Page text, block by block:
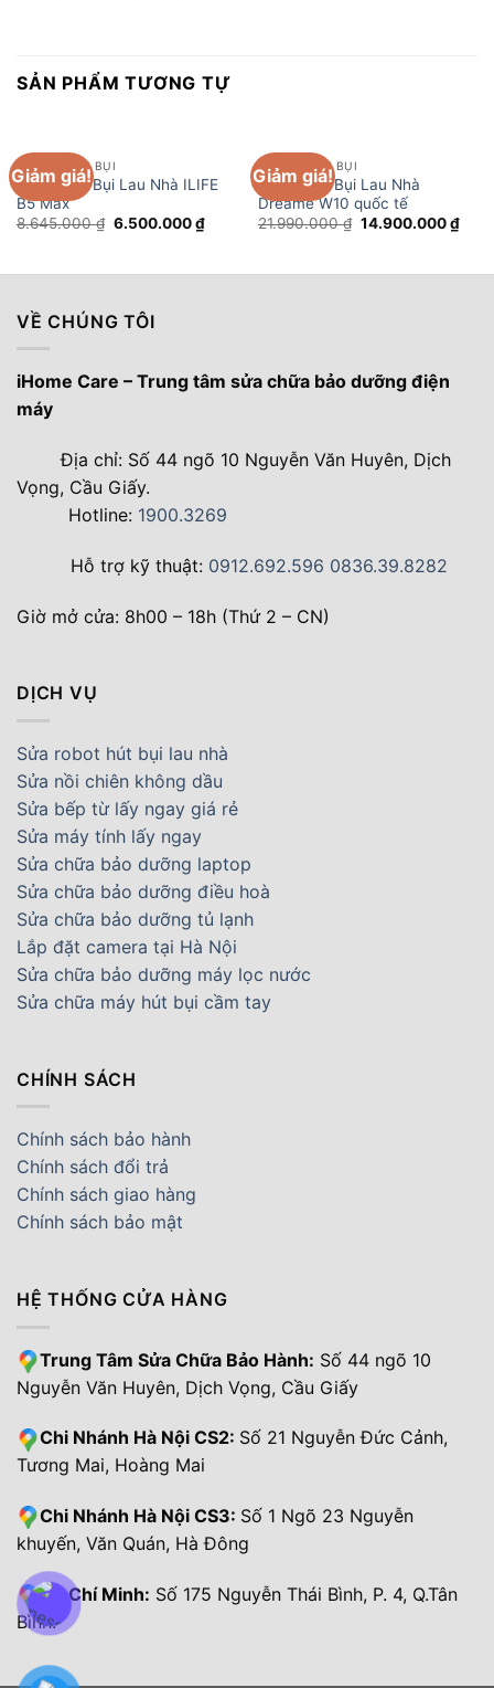
SẢN PHẨM TƯƠNG TỰ
Giảm giá!
ROBOT HÚT BỤI
Robot Hút Bụi Lau Nhà ILIFE
B5 Max
8.645.000₫ Giá
6.500.000₫Giá
hiện
6.500.000 ₫.
Giảm giá!
ROBOT HÚT BỤI
Robot Hút Bụi Lau Nhà
Dreame W10 quốc tế
21.990.000₫ Giá
14.900.000₫Giá
hiện
VỀ CHÚNG TÔI
iHome Care – Trung tâm sửa chữa bảo dưỡng điện
máy
Địa chỉ: Số 44 ngõ 10 Nguyễn Văn Huyên, Dịch
Vọng, Cầu Giấy.
Hotline: 1900.3269
Hỗ trợ kỹ thuật: 0912.692.596 0836.39.8282
Giờ mở cửa: 8h00 – 18h (Thứ 2 – CN)
DỊCH VỤ
Sửa robot hút bụi lau nhà
Sửa nồi chiên không dầu
Sửa bếp từ lấy ngay giá rẻ
Sửa máy tính lấy ngay
Sửa chữa bảo dưỡng laptop
Sửa chữa bảo dưỡng điều hoà
Sửa chữa bảo dưỡng tủ lạnh
Lắp đặt camera tại Hà Nội
Sửa chữa bảo dưỡng máy lọc nước
Sửa chữa máy hút bụi cầm tay
CHÍNH SÁCH
Chính sách bảo hành
Chính sách đổi trả
Chính sách giao hàng
Chính sách bảo mật
HỆ THỐNG CỬA HÀNG
Trung Tâm Sửa Chữa Bảo Hành: Số 44 ngõ 10
Nguyễn Văn Huyên, Dịch Vọng, Cầu Giấy
Chi Nhánh Hà Nội CS2: Số 21 Nguyễn Đức Cảnh,
Tương Mai, Hoàng Mai
Chi Nhánh Hà Nội CS3: Số 1 Ngõ 23 Nguyễn
khuyến, Văn Quán, Hà Đông
Hồ Chí Minh: Số 175 Nguyễn Thái Bình, P. 4, Q.Tân
Bình.